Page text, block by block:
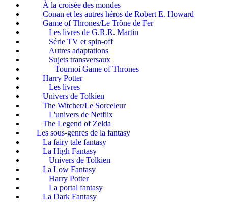
À la croisée des mondes
Conan et les autres héros de Robert E. Howard
Game of Thrones/Le Trône de Fer
Les livres de G.R.R. Martin
Série TV et spin-off
Autres adaptations
Sujets transversaux
Tournoi Game of Thrones
Harry Potter
Les livres
Univers de Tolkien
The Witcher/Le Sorceleur
L'univers de Netflix
The Legend of Zelda
Les sous-genres de la fantasy
La fairy tale fantasy
La High Fantasy
Univers de Tolkien
La Low Fantasy
Harry Potter
La portal fantasy
La Dark Fantasy